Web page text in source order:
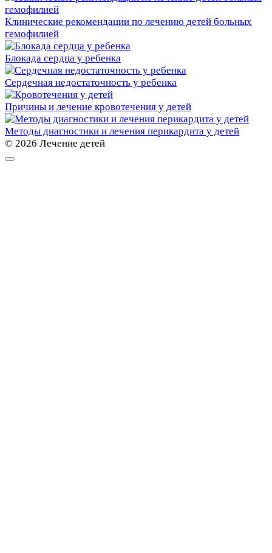
Клинические рекомендации по лечению детей больных
гемофилией
Блокада сердца у ребенка
Сердечная недостаточность у ребенка
Причины и лечение кровотечения у детей
Методы диагностики и лечения перикардита у детей
© 2026 Лечение детей